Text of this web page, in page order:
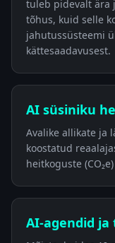
tuleb pidevalt ära
tõhus, kuid selle
jahutussüsteemi
kättesaadavusest.
AI süsiniku
Avalike allikate ja
koostatud
heitkoguste
AI-agendid